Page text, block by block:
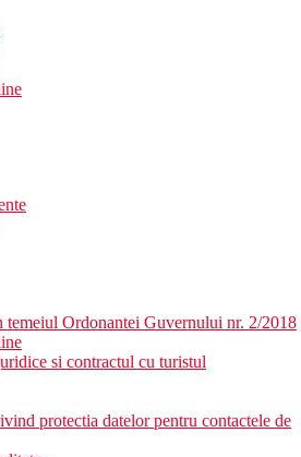
Ordonantei Guvernului nr. 2/2018
si contractul cu turistul
protectia datelor pentru contactele de